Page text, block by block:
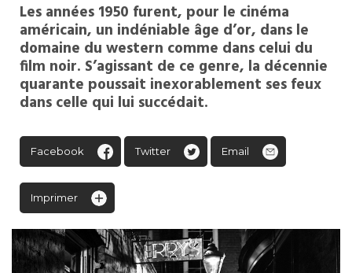
Les années 1950 furent, pour le cinéma
américain, un indéniable âge d’or, dans le
domaine du western comme dans celui du
film noir. S’agissant de ce genre, la décennie
quarante poussait inexorablement ses feux
dans celle qui lui succédait.
Facebook Twitter Email
Imprimer